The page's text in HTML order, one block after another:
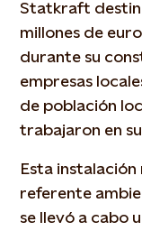
Statkraft
millones de
durante su
empresas
de población
trabajaron en
Esta instalación
referente
se llevó a cabo